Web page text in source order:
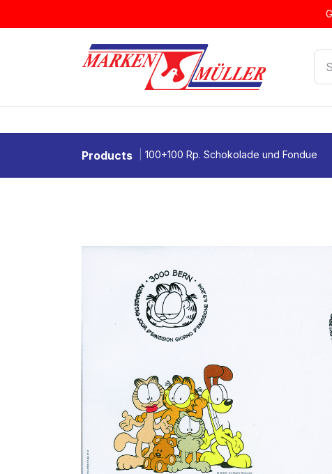
Products 100+100 Rp. Schokolade und Fondue